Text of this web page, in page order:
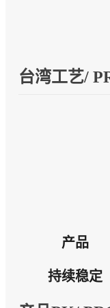
台湾工艺/
产品
持续稳定